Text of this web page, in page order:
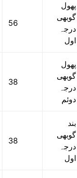
56
پھول
گوبھی
درجہ
اول
38
پھول
گوبھی
درجہ
دوئم
38
بند
گوبھی
درجہ
اول